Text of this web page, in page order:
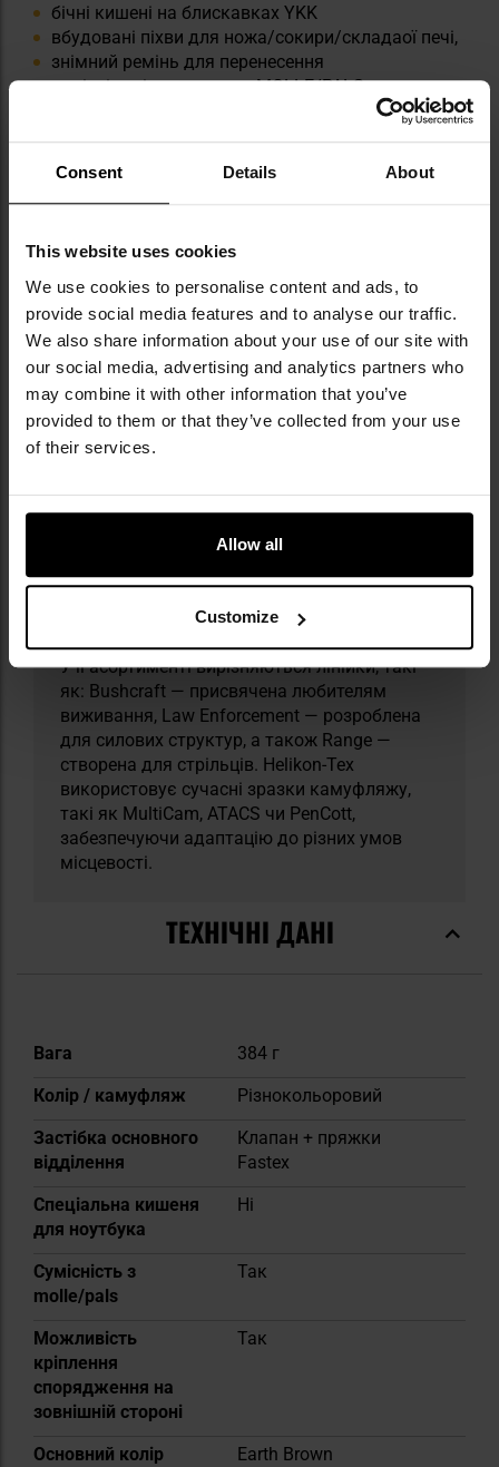
Consent Details About
This website uses cookies
We use cookies to personalise content and ads, to
provide social media features and to analyse our traffic.
We also share information about your use of our site with
our social media, advertising and analytics partners who
may combine it with other information that you’ve
provided to them or that they’ve collected from your use
of their services.
Allow all
Customize
бічні кишені на блискавках YKK
вбудовані піхви для ножа/сокири/складаої печі,
знімний ремінь для перенесення
сумісність із системами MOLLE/PALS.
Militaria.pl є офіційним дистриб’ютором
бренду Helikon-Tex.
у 1983 році, що спеціалізується на
виробництві тактичного, мілітарного й
аутдорного одягу. Вона пропонує широкий
рюкзаки, сумки й тактичні аксесуари, які
здобули визнання як серед силових
У її асортименті вирізняються лінійки, такі
як: Bushcraft — присвячена любителям
виживання, Law Enforcement — розроблена
для силових структур, а також Range —
створена для стрільців. Helikon-Tex
використовує сучасні зразки камуфляжу,
такі як MultiCam, ATACS чи PenCott,
забезпечуючи адаптацію до різних умов
місцевості.
ТЕХНІЧНІ ДАНІ
Докладніше
Вага
384 г
Колір / камуфляж
Різнокольоровий
Застібка основного
відділення
Клапан + пряжки
Fastex
Спеціальна кишеня
для ноутбука
Ні
Сумісність з
molle/pals
Так
Можливість
кріплення
спорядження на
зовнішній стороні
Так
Основний колір Earth Brown